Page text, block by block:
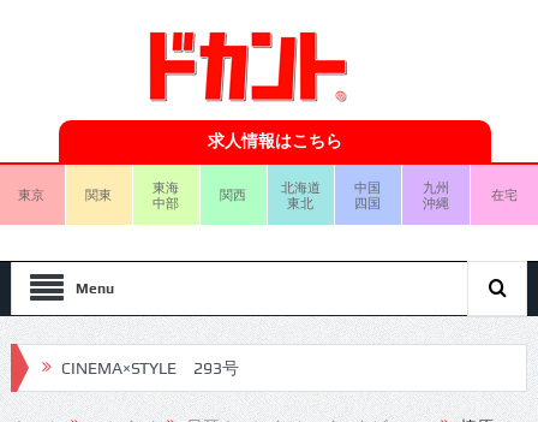
求人情報はこちら
東京 関東
東海
中部
関西
北海道
東北
中国
四国
九州
沖縄
在宅
Menu
CINEMA×STYLE 293号
CINEMA×STYLE 292号